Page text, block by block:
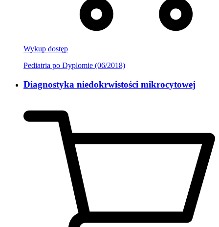
Wykup dostęp
Pediatria po Dyplomie (06/2018)
Diagnostyka niedokrwistości mikrocytowej